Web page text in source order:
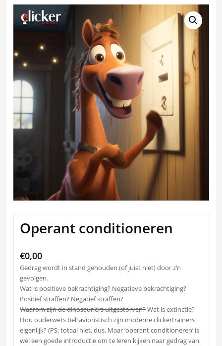
Operant conditioneren
€0,00
Gedrag wordt in stand gehouden (of juist niet) door z’n
gevolgen.
Wat is positieve bekrachtiging? Negatieve bekrachtiging?
Positief straffen? Negatief straffen?
Waarom zijn de dinosauriërs uitgestorven?Wat is extinctie?
Hou ouderwets behavioristisch zijn moderne clickertrainers
eigenlijk? (PS: totaal niet, dus. Maar ‘operant conditioneren’ is
wél een goede introductie om te leren kijken naar gedrag van